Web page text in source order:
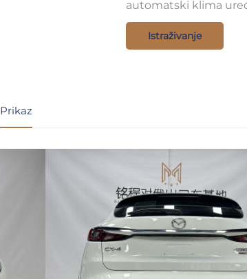
automatski klima
Istraživanje
Prikaz